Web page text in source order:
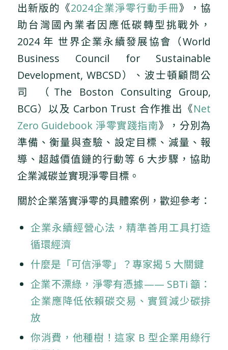
出新版的《2024企業淨零行動手冊》，協
助台灣國內業者因應低碳轉型挑戰外，
2024 年 世界企業永續發展協會（World
Business Council for Sustainable
Development, WBCSD）、波士頓顧問公
司 （The Boston Consulting Group,
BCG）以及 Carbon Trust 合作推出《Net
Zero Guidebook 淨零實踐指南》，分別為
準備、衡量與查驗、設定目標、減量、報
導、超越價值鏈的行動等 6 大步驟，協助
企業減碳並實現淨零目標。
關於企業落實淨零的具體案例，歡迎參考：
企業永續經營心法，精準善用工具打造
循環經濟
什麼是「可信淨零」？專家揭 5 大關鍵
企業不漂綠，淨零有憑據—— SBTi 籲：
企業應降低依賴碳交易、實質減少碳排
放
你消費，他種樹！這家 B 型企業用綠行